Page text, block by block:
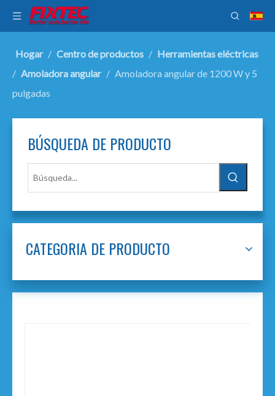
Hogar / Centro de productos / Herramientas eléctricas
/ Amoladora angular / Amoladora angular de 1200 W y 5
pulgadas
BÚSQUEDA DE PRODUCTO
CATEGORIA DE PRODUCTO